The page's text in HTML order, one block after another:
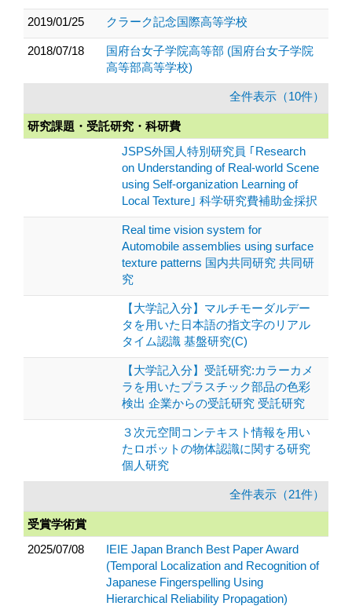
2019/01/25 クラーク記念国際高等学校
2018/07/18
国府台女子学院高等部 (国府台女子学院
高等部高等学校)
全件表示（10件）
研究課題・受託研究・科研費
JSPS外国人特別研究員 ｢Research
on Understanding of Real-world Scene
using Self-organization Learning of
Local Texture｣ 科学研究費補助金採択
Real time vision system for
Automobile assemblies using surface
texture patterns 国内共同研究 共同研
究
【大学記入分】マルチモーダルデー
タを用いた日本語の指文字のリアル
タイム認識 基盤研究(C)
【大学記入分】受託研究:カラーカメ
ラを用いたプラスチック部品の色彩
検出 企業からの受託研究 受託研究
３次元空間コンテキスト情報を用い
たロボットの物体認識に関する研究
個人研究
全件表示（21件）
受賞学術賞
2025/07/08
IEIE Japan Branch Best Paper Award
(Temporal Localization and Recognition of
Japanese Fingerspelling Using
Hierarchical Reliability Propagation)